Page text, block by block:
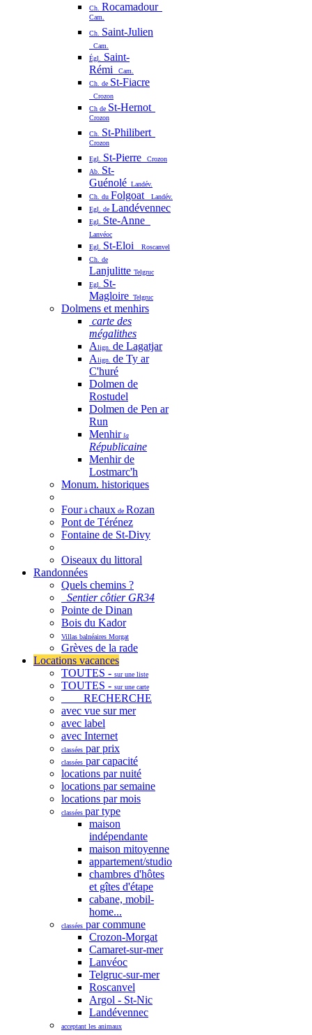
Ch. Rocamadour
Cam.
Ch. Saint-Julien
Cam.
Égl.
Saint-
Rémi
Cam.
Ch. de St-Fiacre
Crozon
Ch de St-Hernot
Crozon
Ch. St-Philibert
Crozon
Egl. St-Pierre
Crozon
Ab. St-
Guénolé Landév.
Ch. du Folgoat
Landév.
Egl. de Landévennec
Egl. Ste-Anne
Lanvéoc
Egl. St-Eloi
Roscanvel
Ch. de
Lanjulitte Telgruc
Egl. St-
Magloire Telgruc
Dolmens et menhirs
carte des
mégalithes
Align. de Lagatjar
Align. de Ty ar
C'huré
Dolmen de
Rostudel
Dolmen de Pen ar
Run
Menhirla
Républicaine
Menhir de
Lostmarc'h
Monum. historiques
Fourà chaux de Rozan
Pont de Térénez
Fontaine de St-Divy
Oiseaux du littoral
Randonnées
Quels chemins ?
Sentier côtier GR34
Pointe de Dinan
Bois du Kador
Villas balnéaires Morgat
Grèves de la rade
Locations vacances
TOUTES - sur une liste
TOUTES - sur une carte
RECHERCHE
avec vue sur mer
avec label
avec Internet
classées par prix
classées par capacité
locations par nuité
locations par semaine
locations par mois
classées par type
maison
indépendante
maison mitoyenne
appartement/studio
chambres d'hôtes
et gîtes d'étape
cabane, mobil-
home...
classées par commune
Crozon-Morgat
Camaret-sur-mer
Lanvéoc
Telgruc-sur-mer
Roscanvel
Argol - St-Nic
Landévennec
acceptant les animaux